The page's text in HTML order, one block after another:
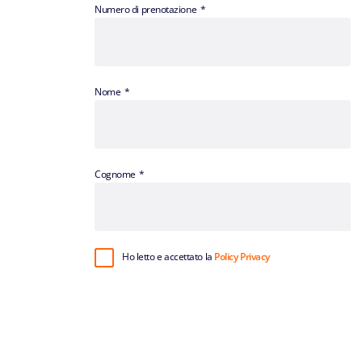
Numero di prenotazione
Nome
Cognome
Ho letto e accettato la Policy Privacy